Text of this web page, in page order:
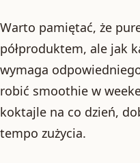
Warto pamiętać, że
półproduktem, ale jak
wymaga
robić smoothie w
koktajle na co dzień,
tempo zużycia.